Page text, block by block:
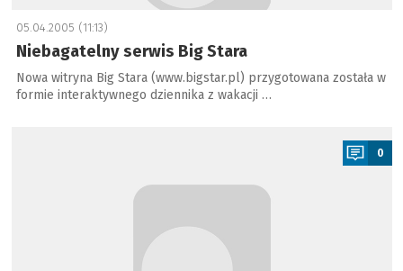
05.04.2005 (11:13)
Niebagatelny serwis Big Stara
Nowa witryna Big Stara (www.bigstar.pl) przygotowana została w
formie interaktywnego dziennika z wakacji …
0